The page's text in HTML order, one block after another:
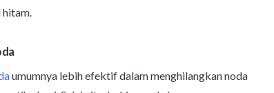
hitam.
umumnya lebih efektif dalam menghilangkan noda